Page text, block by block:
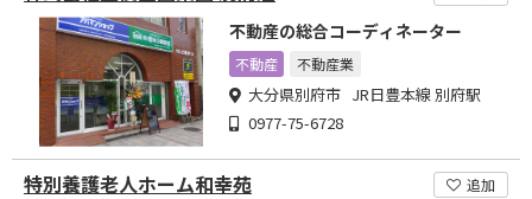
不動産の総合コーディネーター
不動産 不動産業
大分県別府市 JR日豊本線 別府駅
0977-75-6728
特別養護老人ホーム和幸苑 追加